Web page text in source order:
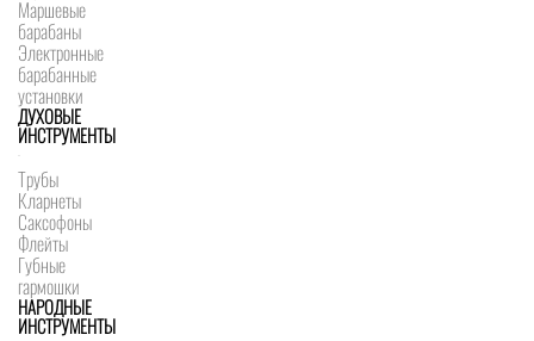
Маршевые
барабаны
Электронные
барабанные
установки
ДУХОВЫЕ
ИНСТРУМЕНТЫ
Трубы
Кларнеты
Саксофоны
Флейты
Губные
гармошки
НАРОДНЫЕ
ИНСТРУМЕНТЫ